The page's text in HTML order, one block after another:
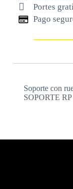
Portes
Pago
Soporte con
SOPORTE RP